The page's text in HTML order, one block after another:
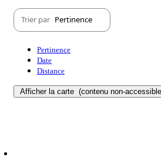
Trier par Pertinence
Pertinence
Date
Distance
Afficher la carte (contenu non-